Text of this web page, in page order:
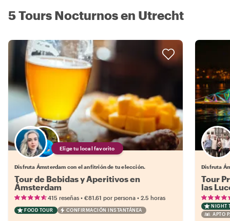
5 Tours Nocturnos en Utrecht
Elige tu local favorito
Disfruta Ámsterdam con el anfitrión de tu elección.
Tour de Bebidas y Aperitivos en
Ámsterdam
415 reseñas • €81.61 por persona • 2.5 horas
FOOD TOUR CONFIRMACIÓN INSTANTÁNEA
Disfruta
Tour
las
NIGHT
APTO